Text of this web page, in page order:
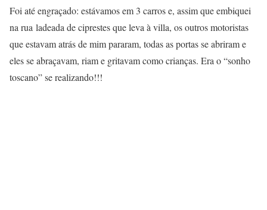
Foi até engraçado: estávamos em 3 carros e, assim que embiquei
na rua ladeada de ciprestes que leva à villa, os outros motoristas
que estavam atrás de mim pararam, todas as portas se abriram e
eles se abraçavam, riam e gritavam como crianças. Era o “sonho
toscano” se realizando!!!